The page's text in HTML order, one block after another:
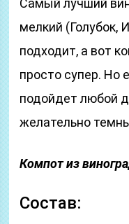
Самый лучший
мелкий (Голубок,
подходит, а вот
просто супер. Но
подойдет любой
желательно
Компот из
Состав: